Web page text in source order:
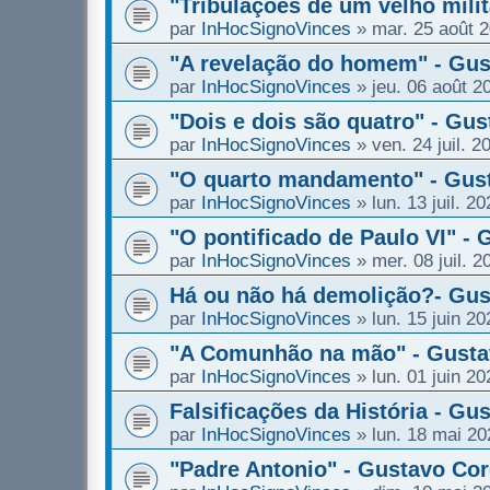
"Tribulações de um velho
par InHocSignoVinces » mar. 25 août
"A revelação do homem" -
par InHocSignoVinces » jeu. 06 août
"Dois e dois são quatro" -
par InHocSignoVinces » ven. 24 juil.
"O quarto mandamento" -
par InHocSignoVinces » lun. 13 juil.
"O pontificado de Paulo VI" -
par InHocSignoVinces » mer. 08 juil.
Há ou não há demolição?-
par InHocSignoVinces » lun. 15 juin
"A Comunhão na mão" -
par InHocSignoVinces » lun. 01 juin
Falsificações da História -
par InHocSignoVinces » lun. 18 mai
"Padre Antonio" - Gustavo